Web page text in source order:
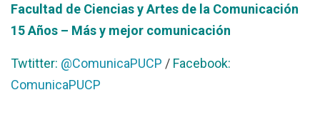
Facultad de Ciencias y Artes de la Comunicación
15 Años – Más y mejor comunicación
Twtitter: @ComunicaPUCP / Facebook:
ComunicaPUCP